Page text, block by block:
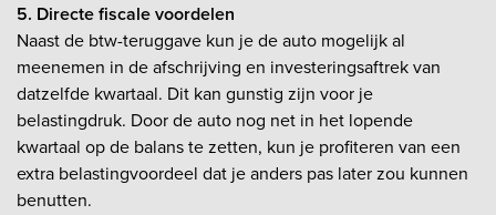
5. Directe fiscale voordelen
Naast de btw-teruggave kun je de auto mogelijk al
meenemen in de afschrijving en investeringsaftrek van
datzelfde kwartaal. Dit kan gunstig zijn voor je
belastingdruk. Door de auto nog net in het lopende
kwartaal op de balans te zetten, kun je profiteren van een
extra belastingvoordeel dat je anders pas later zou kunnen
benutten.